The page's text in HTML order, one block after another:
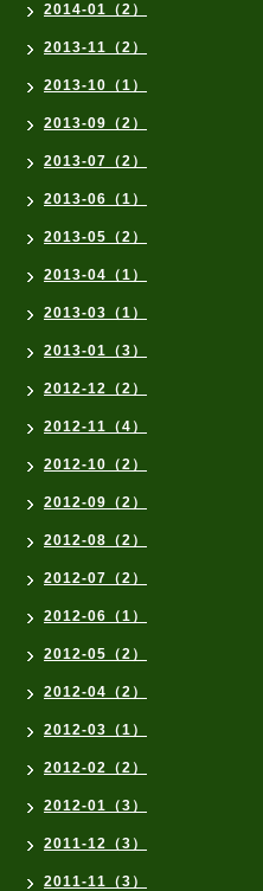
2014-01（2）
2013-11（2）
2013-10（1）
2013-09（2）
2013-07（2）
2013-06（1）
2013-05（2）
2013-04（1）
2013-03（1）
2013-01（3）
2012-12（2）
2012-11（4）
2012-10（2）
2012-09（2）
2012-08（2）
2012-07（2）
2012-06（1）
2012-05（2）
2012-04（2）
2012-03（1）
2012-02（2）
2012-01（3）
2011-12（3）
2011-11（3）